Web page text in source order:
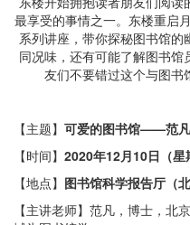
最享受的事情之一。东楼重启
系列讲座，带你探秘图书馆
同况味，还有可能了解图书
友们不要错过这个与图书
【主题】 可爱的图书馆——范
【时间】 2020年12月10日（
【地点】 图书馆科学报告厅（北
【主讲老师】范凡，博士，北